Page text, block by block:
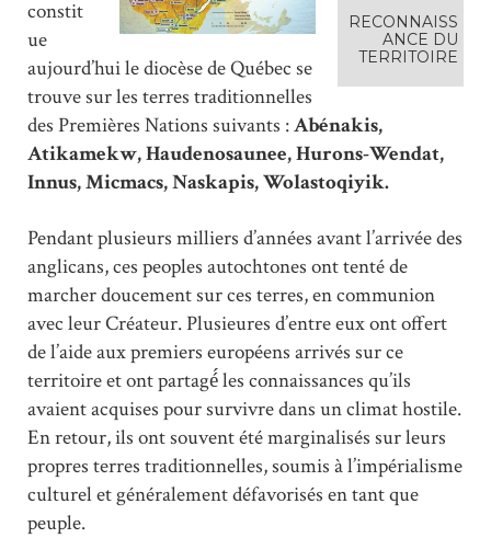
RECONNAISS
ANCE DU
TERRITOIRE
constit
ue
aujourd’hui le diocèse de Québec se
trouve sur les terres traditionnelles
des Premières Nations suivants :Abénakis,
Atikamekw, Haudenosaunee, Hurons-Wendat,
Innus, Micmacs, Naskapis, Wolastoqiyik.
Pendant plusieurs milliers d’années avant l’arrivée des
anglicans, ces peoples autochtones ont tenté de
marcher doucement sur ces terres, en communion
avec leur Créateur. Plusieures d’entre eux ont offert
de l’aide aux premiers européens arrivés sur ce
territoire et ont partagé́ les connaissances qu’ils
avaient acquises pour survivre dans un climat hostile.
En retour, ils ont souvent été marginalisés sur leurs
propres terres traditionnelles, soumis à l’impérialisme
culturel et généralement défavorisés en tant que
peuple.